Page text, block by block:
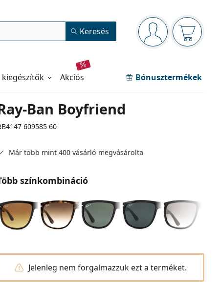
Navigációs panel
Bejelentkezve
Kosara
Keresés
kiegészítők akciós Bónusztermékek
Ban Boyfriend
609585 60
Már több mint 400 vásárló megvásárolta
színkombináció
Jelenleg nem forgalmazzuk ezt a terméket.